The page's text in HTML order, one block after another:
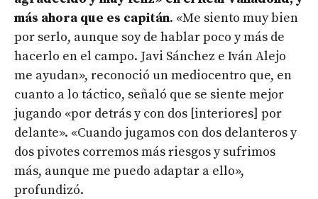
más ahora que es capitán. «Me siento muy bien
por serlo, aunque soy de hablar poco y más de
hacerlo en el campo. Javi Sánchez e Iván Alejo
me ayudan», reconoció un mediocentro que, en
cuanto a lo táctico, señaló que se siente mejor
jugando «por detrás y con dos [interiores] por
delante». «Cuando jugamos con dos delanteros y
dos pivotes corremos más riesgos y sufrimos
más, aunque me puedo adaptar a ello»,
profundizó.